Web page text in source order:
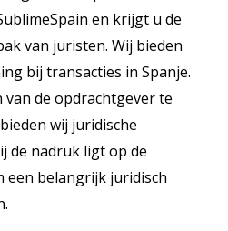
en krijgt u de
van juristen. Wij bieden
bij transacties in Spanje.
van de opdrachtgever te
wij juridische
de nadruk ligt op de
een belangrijk juridisch